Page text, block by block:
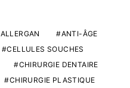
ALLERGAN
ANTI-ÂGE
CELLULES SOUCHES
CHIRURGIE DENTAIRE
CHIRURGIE PLASTIQUE